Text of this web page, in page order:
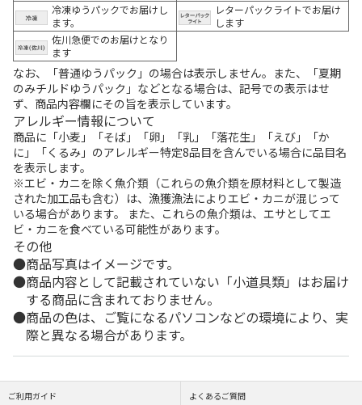
冷凍ゆうパックでお届けし
ます。
レターパックライトでお届け
します
佐川急便でのお届けとなり
ます
なお、「普通ゆうパック」の場合は表示しません。また、「夏期
のみチルドゆうパック」などとなる場合は、記号での表示はせ
ず、商品内容欄にその旨を表示しています。
アレルギー情報について
商品に「小麦」「そば」「卵」「乳」「落花生」「えび」「か
に」「くるみ」のアレルギー特定8品目を含んでいる場合に品目名
を表示します。
※エビ・カニを除く魚介類（これらの魚介類を原材料として製造
された加工品も含む）は、漁獲漁法によりエビ・カニが混じって
いる場合があります。 また、これらの魚介類は、エサとしてエ
ビ・カニを食べている可能性があります。
その他
商品写真はイメージです。
商品内容として記載されていない「小道具類」はお届け
する商品に含まれておりません。
商品の色は、ご覧になるパソコンなどの環境により、実
際と異なる場合があります。
ご利用ガイド よくあるご質問